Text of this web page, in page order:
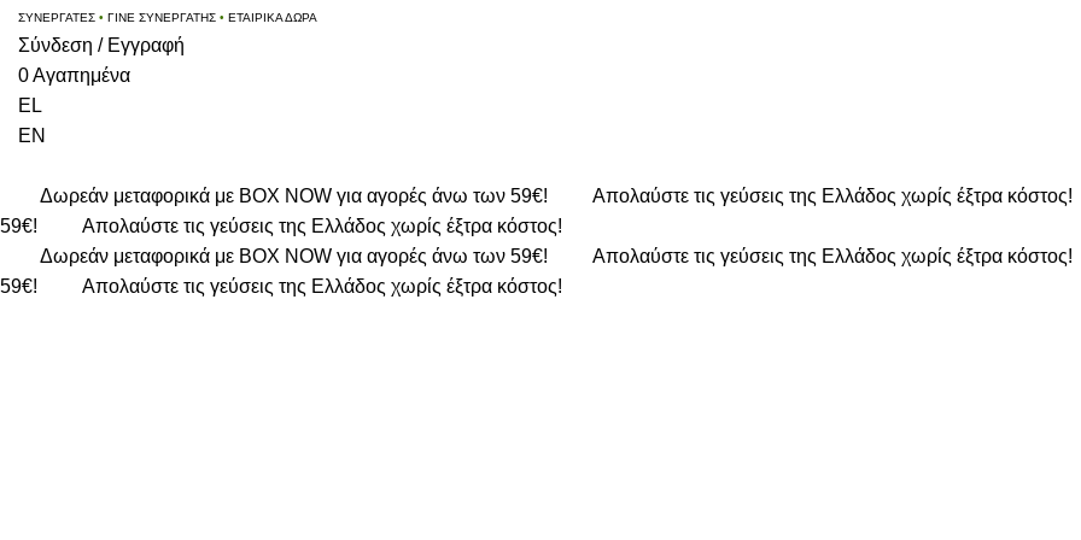
ΣΥΝΕΡΓΑΤΕΣ • ΓΙΝΕ ΣΥΝΕΡΓΑΤΗΣ • ΕΤΑΙΡΙΚΑ ΔΩΡΑ
Σύνδεση / Εγγραφή
0Αγαπημένα
EL
EN
Δωρεάν μεταφορικά με BOX NOW για αγορές άνω των 59€!
Απολαύστε τις γεύσεις της Ελλάδος χωρίς έξτρα κόστος!
59€!
Απολαύστε τις γεύσεις της Ελλάδος χωρίς έξτρα κόστος!
Δωρεάν μεταφορικά με BOX NOW για αγορές άνω των 59€!
Απολαύστε τις γεύσεις της Ελλάδος χωρίς έξτρα κόστος!
59€!
Απολαύστε τις γεύσεις της Ελλάδος χωρίς έξτρα κόστος!